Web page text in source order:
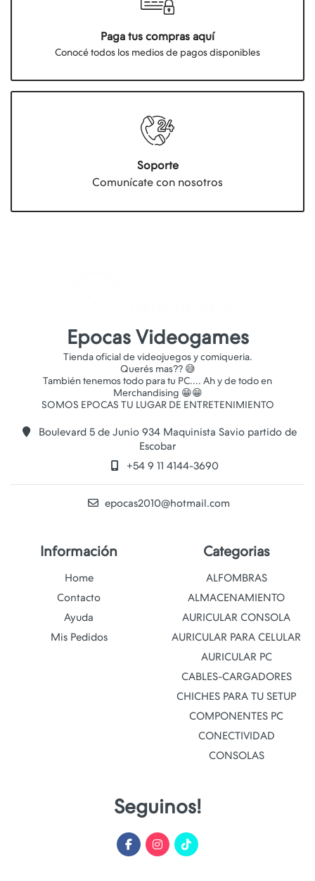
Paga tus compras aquí
Conocé todos los medios de pagos disponibles
Soporte
Comunícate con nosotros
Epocas Videogames
Tienda oficial de videojuegos y comiqueria.
Querés mas?? 😅
También tenemos todo para tu PC.... Ah y de todo en
Merchandising 😁😁
Boulevard 5 de Junio 934 Maquinista Savio partido de
Escobar
+54 9 11 4144-3690
epocas2010@hotmail.com
Información
Home
Contacto
Ayuda
Mis Pedidos
Categorias
ALFOMBRAS
ALMACENAMIENTO
AURICULAR CONSOLA
AURICULAR PARA CELULAR
AURICULAR PC
CABLES-CARGADORES
CHICHES PARA TU SETUP
COMPONENTES PC
CONECTIVIDAD
CONSOLAS
Seguinos!